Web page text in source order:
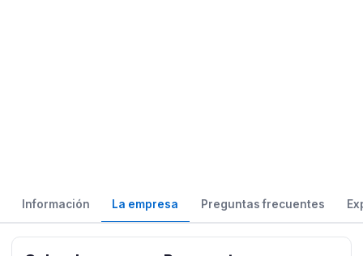
Información La empresa Preguntas frecuentes